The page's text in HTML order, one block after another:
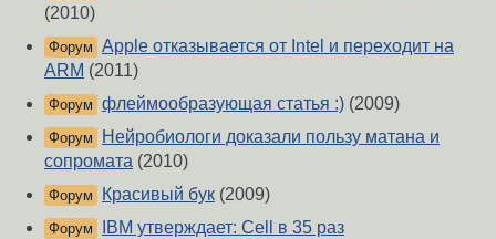
(2010)
Форум Apple отказывается от Intel и переходит на
ARM (2011)
Форум флеймообразующая статья :) (2009)
Форум
Нейробиологи доказали пользу матана и
сопромата (2010)
Форум Красивый бук (2009)
Форум
IBM утверждает: Cell в 35 раз